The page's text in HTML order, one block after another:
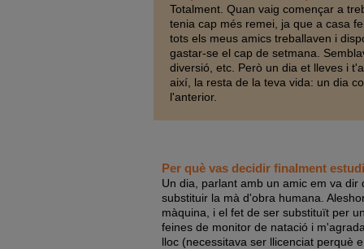
Totalment. Quan vaig començar a
tenia cap més remei, ja que a casa
tots els meus amics treballaven i
gastar-se el cap de setmana.
diversió, etc. Però un dia et lleves i
així, la resta de la teva vida: un dia
l'anterior.
Per què vas decidir finalment
Un dia, parlant amb un amic em va
substituir la mà d'obra humana.
màquina, i el fet de ser substituït per
feines de monitor de natació i
lloc (necessitava ser llicenciat perquè